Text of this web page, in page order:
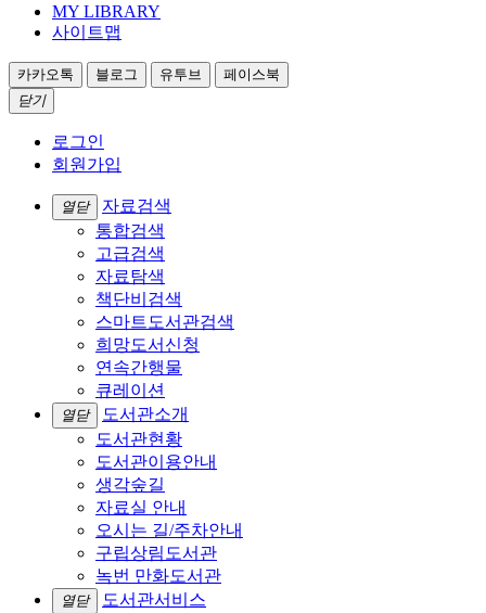
MY LIBRARY
사이트맵
카카오톡 블로그 유투브
페이스북
닫기
로그인
회원가입
열닫
자료검색
통합검색
고급검색
자료탐색
책단비검색
스마트도서관검색
희망도서신청
연속간행물
큐레이션
열닫
도서관소개
도서관현황
도서관이용안내
생각숲길
자료실 안내
오시는 길/주차안내
구립상림도서관
녹번 만화도서관
열닫
도서관서비스